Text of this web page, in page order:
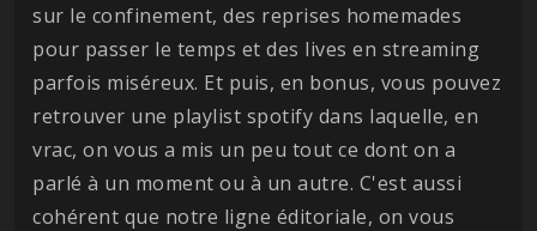
sur le confinement, des reprises homemades
pour passer le temps et des lives en streaming
parfois miséreux. Et puis, en bonus, vous pouvez
retrouver une playlist spotify dans laquelle, en
vrac, on vous a mis un peu tout ce dont on a
parlé à un moment ou à un autre. C'est aussi
cohérent que notre ligne éditoriale, on vous